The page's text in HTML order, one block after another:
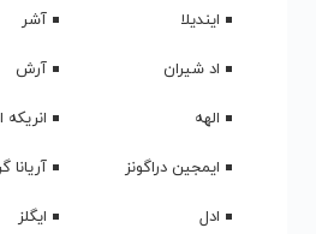
ایندیلا
آشر
اد شیران
آرش
الهه
ایمجین دراگونز
آریانا
ادل
ایگلز